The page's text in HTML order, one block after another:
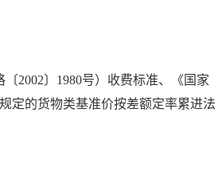
〔2002〕1980号）收费标准、《国家
定的货物类基准价按差额定率累进法